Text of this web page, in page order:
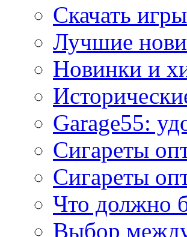
Скачать
Лучшие
Новинки и
Garage55:
Сигареты
Сигареты
Что должно
Выбор